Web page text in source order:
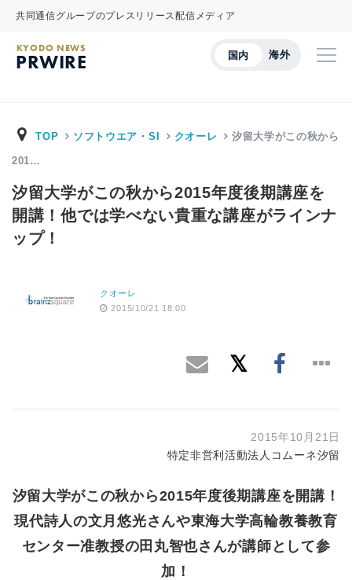
共同通信グループのプレスリリース配信メディア
国内 海外
KYODO NEWS
PRWIRE
TOP ソフトウエア・SI クオーレ 汐留大学がこの秋から
201…
汐留大学がこの秋から2015年度後期講座を
開講！他では学べない貴重な講座がラインナ
ップ！
クオーレ
2015/10/21 18:00
2015年10月21日
特定非営利活動法人コムーネ汐留
汐留大学がこの秋から2015年度後期講座を開講！
現代詩人の文月悠光さんや東海大学高輪教養教育
センター准教授の田丸智也さんが講師として参
加！